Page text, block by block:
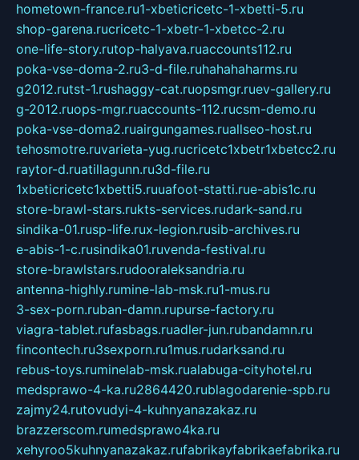
hometown-france.ru1-xbeticricetc-1-xbetti-5.ru
shop-garena.rucricetc-1-xbetr-1-xbetcc-2.ru
one-life-story.rutop-halyava.ruaccounts112.ru
poka-vse-doma-2.ru3-d-file.ruhahahaharms.ru
g2012.rutst-1.rushaggy-cat.ruopsmgr.ruev-gallery.ru
g-2012.ruops-mgr.ruaccounts-112.rucsm-demo.ru
poka-vse-doma2.ruairgungames.ruallseo-host.ru
tehosmotre.ruvarieta-yug.rucricetc1xbetr1xbetcc2.ru
raytor-d.ruatillagunn.ru3d-file.ru
1xbeticricetc1xbetti5.ruuafoot-statti.rue-abis1c.ru
store-brawl-stars.rukts-services.rudark-sand.ru
sindika-01.rusp-life.rux-legion.rusib-archives.ru
e-abis-1-c.rusindika01.ruvenda-festival.ru
store-brawlstars.rudooraleksandria.ru
antenna-highly.rumine-lab-msk.ru1-mus.ru
3-sex-porn.ruban-damn.rupurse-factory.ru
viagra-tablet.rufasbags.ruadler-jun.rubandamn.ru
fincontech.ru3sexporn.ru1mus.rudarksand.ru
rebus-toys.ruminelab-msk.rualabuga-cityhotel.ru
medsprawo-4-ka.ru2864420.rublagodarenie-spb.ru
zajmy24.rutovudyi-4-kuhnyanazakaz.ru
brazzerscom.rumedsprawo4ka.ru
xehyroo5kuhnyanazakaz.rufabrikayfabrikaefabrika.ru